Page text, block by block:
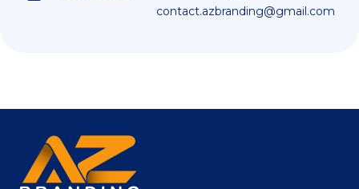
contact.azbranding@gmail.com